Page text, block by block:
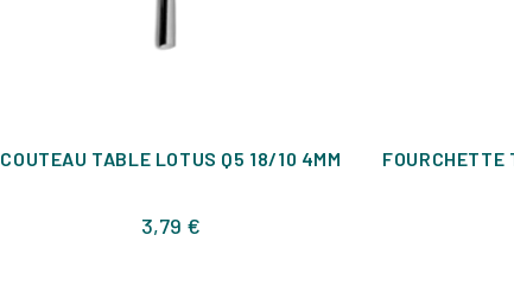
COUTEAU TABLE LOTUS Q5 18/10 4MM
3,79 €
FOURCHETTE